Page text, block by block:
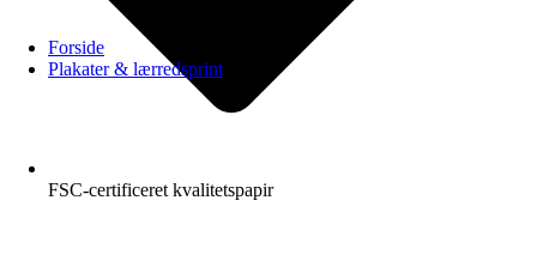
Forside
Plakater & lærredsprint
FSC-certificeret kvalitetspapir